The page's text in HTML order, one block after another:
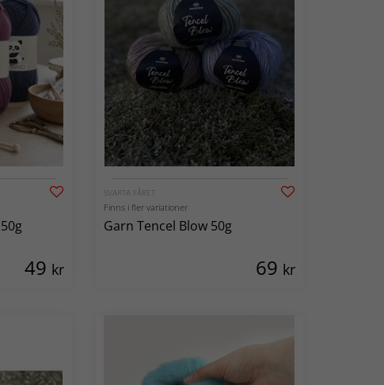
49 kr
SVARTA FÅRET
Finns i fler variationer
Garn Tencel Blow 50g
69 kr